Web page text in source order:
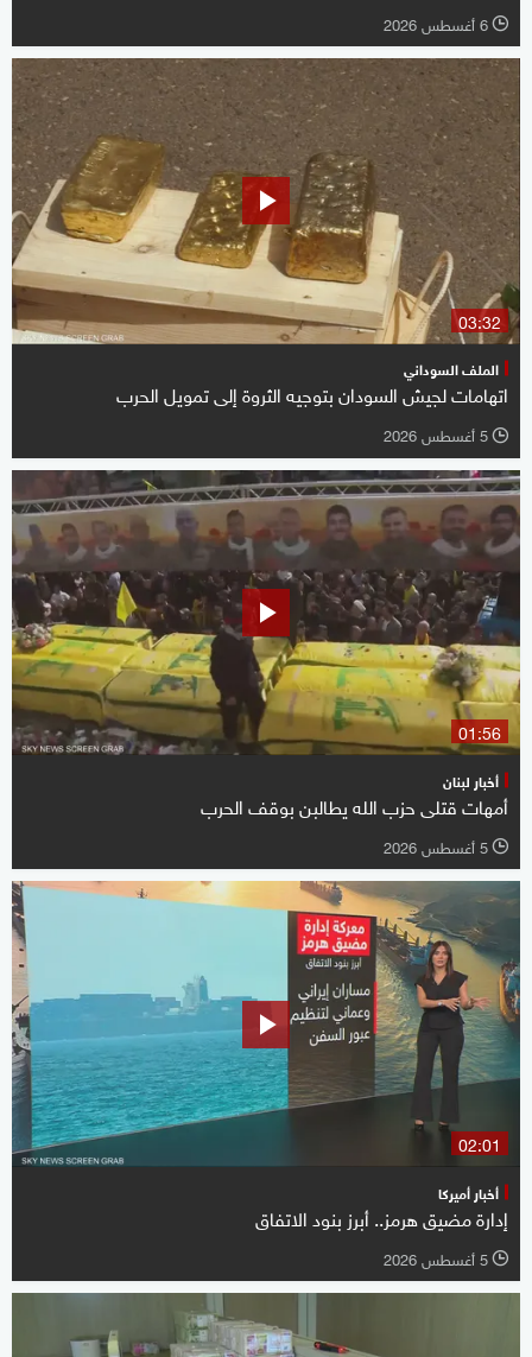
l 6 أغسطس 2026
03:32
الملف السوداني
اتهامات لجيش السودان بتوجيه الثروة إلى تمويل الحرب
l 5 أغسطس 2026
01:56
أخبار لبنان
أمهات قتلى حزب الله يطالبن بوقف الحرب
l 5 أغسطس 2026
02:01
أخبار أميركا
إدارة مضيق هرمز.. أبرز بنود الاتفاق
l 5 أغسطس 2026